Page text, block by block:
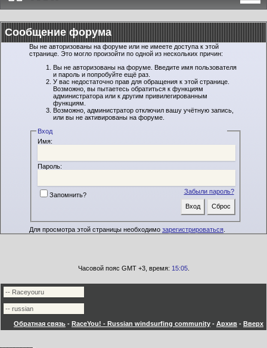
Сообщение форума
Вы не авторизованы на форуме или не имеете доступа к этой
странице. Это могло произойти по одной из нескольких причин:
Вы не авторизованы на форуме. Введите имя пользователя
и пароль и попробуйте ещё раз.
У вас недостаточно прав для обращения к этой странице.
Возможно, вы пытаетесь обратиться к функциям
администратора или к другим привилегированным
функциям.
Возможно, администратор отключил вашу учётную запись,
или вы не активированы на форуме.
Вход
Имя:
Пароль:
Забыли пароль?
Запомнить?
Для просмотра этой страницы необходимо зарегистрироваться
Часовой пояс GMT +3, время: 15:05.
Обратная связь - RaceYou! - Russian windsurfing community - Архив - Вверх